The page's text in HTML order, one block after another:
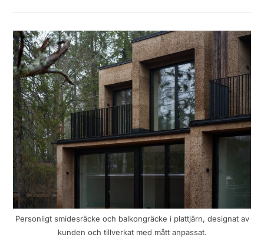
Personligt smidesräcke och balkongräcke i plattjärn, designat av
kunden och tillverkat med mått anpassat.